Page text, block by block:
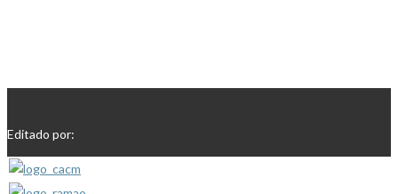
Editado por: